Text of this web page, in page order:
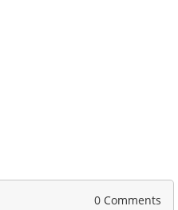
0 Comments